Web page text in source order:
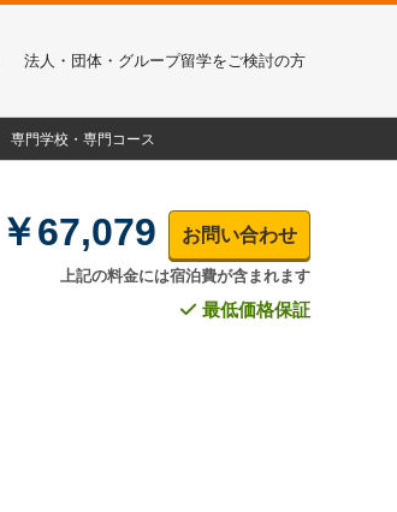
法人・団体・グループ留学をご検討の方
専門学校・専門コース
￥67,079 お問い合わせ
上記の料金には宿泊費が含まれます
最低価格保証